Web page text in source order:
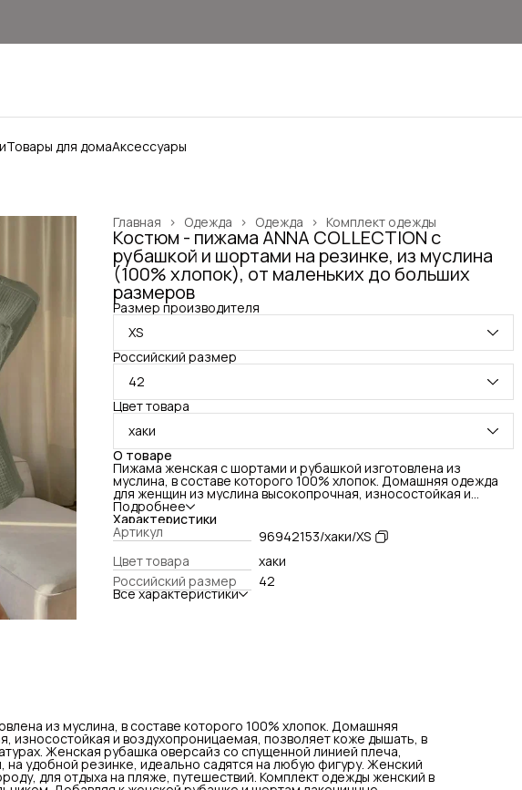
Товары для домаАксессуары
Комплект одежды
Одежда ›
Одежда ›
Главная ›
Костюм - пижама ANNA COLLECTION с
рубашкой и шортами на резинке, из муслина
(100% хлопок), от маленьких до больших
размеров
Размер производителя
XS
Российский размер
42
Цвет товара
хаки
О товаре
Пижама женская с шортами и рубашкой изготовлена из
муслина, в составе которого 100% хлопок. Домашняя одежда
для женщин из муслина высокопрочная, износостойкая и
воздухопроницаемая, позволяет коже дышать, в ней не жарко
даже при максимальных температурах. Женская рубашка
оверсайз со спущенной линией плеча, шорты женские
свободного кроя с карманами, на удобной резинке, идеально
садятся на любую фигуру. Женский костюм подойдет для
весенних прогулок по городу, для отдыха на пляже,
путешествий. Комплект одежды женский в пижамном стиле
идеально сочетается с купальником. Добавляя к женской
Подробнее
Характеристики
Артикул
96942153/хаки/XS
Цвет товара
хаки
Российский размер
42
Все характеристики
из муслина, в составе которого 100% хлопок. Домашняя
износостойкая и воздухопроницаемая, позволяет коже дышать, в
Женская рубашка оверсайз со спущенной линией плеча,
удобной резинке, идеально садятся на любую фигуру. Женский
для отдыха на пляже, путешествий. Комплект одежды женский в